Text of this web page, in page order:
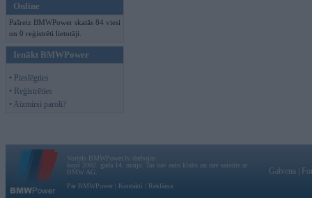
Online
Pašreiz BMWPower skatās 84 viesi
un 0 reģistrēti lietotāji.
Ienākt BMWPower
• Pieslēgties
• Reģistrēties
• Aizmirsi paroli?
Vortāls BMWPower.lv darbojas
kopš 2002. gada 14. maija. Tas nav auto klubs un nav saistīts ar
BMW AG.
Par BMWPower
Kontakti Reklāma
Galvena